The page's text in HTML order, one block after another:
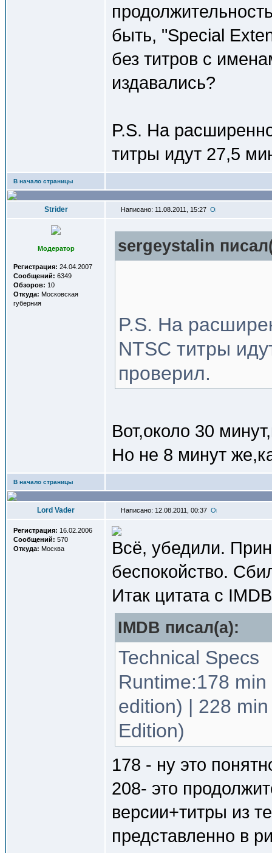
быть, "Special
без титров с
издавались?
P.S. На
титры идут 27,5
В начало страницы
Strider Написано: 11.08.2011, 15:27
Модератор
Регистрация: 24.04.2007
Сообщений: 6349
Обзоров: 10
Откуда: Московская
губерния
sergeystalin
P.S. На
NTSC титры
проверил.
Вот,около 30
Но не 8 минут
В начало страницы
Lord Vader Написано: 12.08.2011, 00:37
Регистрация: 16.02.2006
Сообщений: 570
Откуда: Москва
Всё, убедили.
беспокойство.
Итак цитата с
IMDB писал(a):
Technical Specs
Runtime:178
edition) | 228
Edition)
178 - ну это
208- это
версии+титры из
представленно в